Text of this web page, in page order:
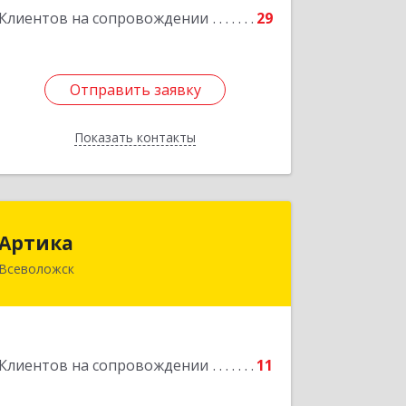
Клиентов на сопровождении 29
Отправить заявку
Показать контакты
Отправить заявку
Назад
Всеволожск
Клиентов на сопровождении 11
Подробнее